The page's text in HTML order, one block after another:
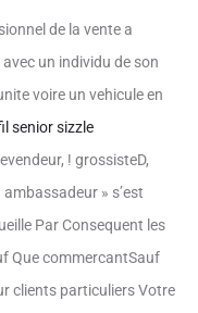
de la vente a
un individu de son
voire un vehicule en
senior sizzle
! grossisteD,
» s’est
Par Consequent les
Que commercantSauf
clients particuliers Votre